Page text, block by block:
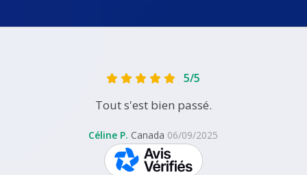
5/5
Tout s'est bien passé.
Céline P. Canada 06/09/2025
skeepers